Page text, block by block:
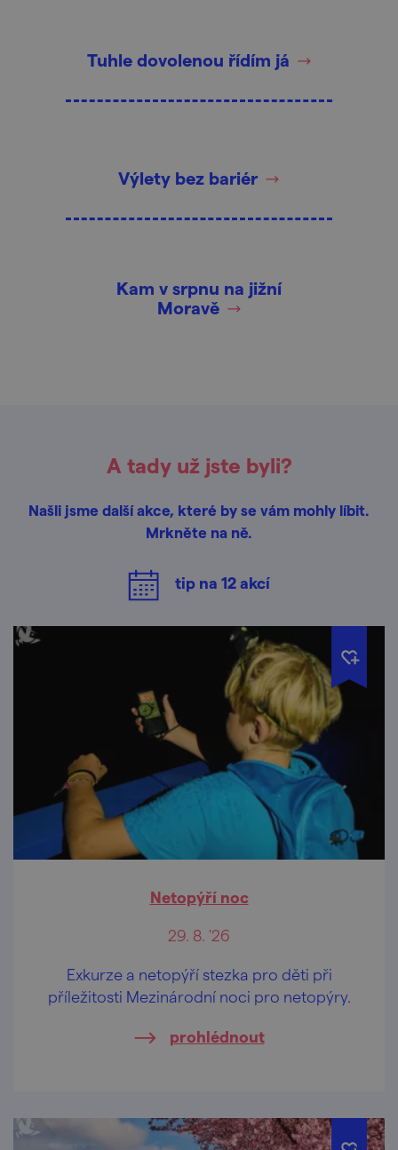
Tuhle dovolenou řídím já
Výlety bez bariér
Kam v srpnu na jižní
Moravě
A tady už jste byli?
Našli jsme další akce, které by se vám mohly líbit.
Mrkněte na ně.
tip na 12akcí
Netopýří noc
29. 8. '26
Exkurze a netopýří stezka pro děti při
příležitosti Mezinárodní noci pro netopýry.
prohlédnout